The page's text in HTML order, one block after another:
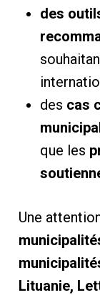
des
des cas
que les
Une
Lituanie,